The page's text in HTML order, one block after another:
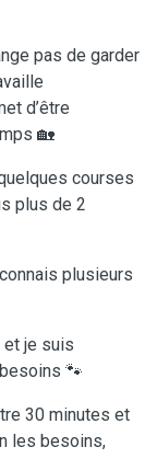
pas de garder
d’être
🏡
courses
plus de 2
plusieurs
je suis
🐾
30 minutes et
les besoins,